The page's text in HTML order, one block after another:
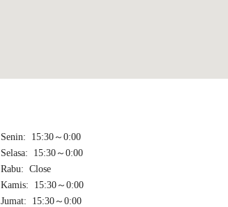
Senin: 15:30～0:00
Selasa: 15:30～0:00
Rabu: Close
Kamis: 15:30～0:00
Jumat: 15:30～0:00